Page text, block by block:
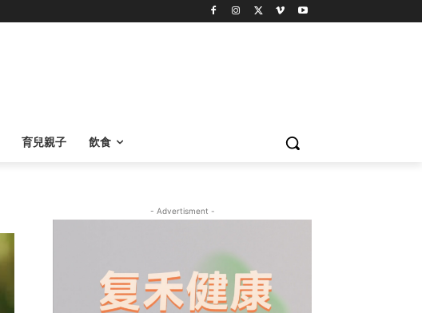
育兒親子 飲食
- Advertisment -